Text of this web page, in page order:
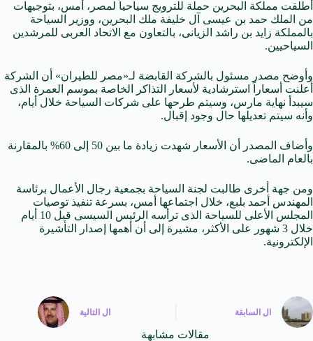
أطلقت مملكة البحرين حملة للترويج سياحياً لمصر، أمس، بتوجيهات
من الملك حمد بن عيسى آل خليفة ملك البحرين، ووزير السياحة
بالمملكة زايد بن راشد الزيانى، بالتعاون مع الاتحاد العربى للمرشدين
السياحيين.
وأوضح مصدر مسئول بالشركة القابضة لـ«مصر للطيران» أن الشركة
أعلنت أسعاراً استرشادية لأسعار التذاكر الخاصة بموسم العمرة الذى
سيبدأ نهاية مارس، وسيتم طرحها على شركات السياحة خلال أيام،
وأنه سيتم تعديلها حال وجود إقبال.
وأضاف المصدر أن الأسعار شهدت زيادة ما بين 50 إلى 60% بالمقارنة
بالعام الماضى.
ومن جهة أخرى طالبت لجنة السياحة بجمعية رجال الأعمال برئاسة
المهندس أحمد بلبع، خلال اجتماعها أمس، بسرعة تنفيذ توصيات
المجلس الأعلى للسياحة الذى ترأسه الرئيس السيسى قبل 10 أيام
خلال 3 شهور على الأكثر، مشيرة إلى أن أهمها إصدار التأشيرة
الإلكترونية.
ال السابقة ال التالية
مقالات مشابهة